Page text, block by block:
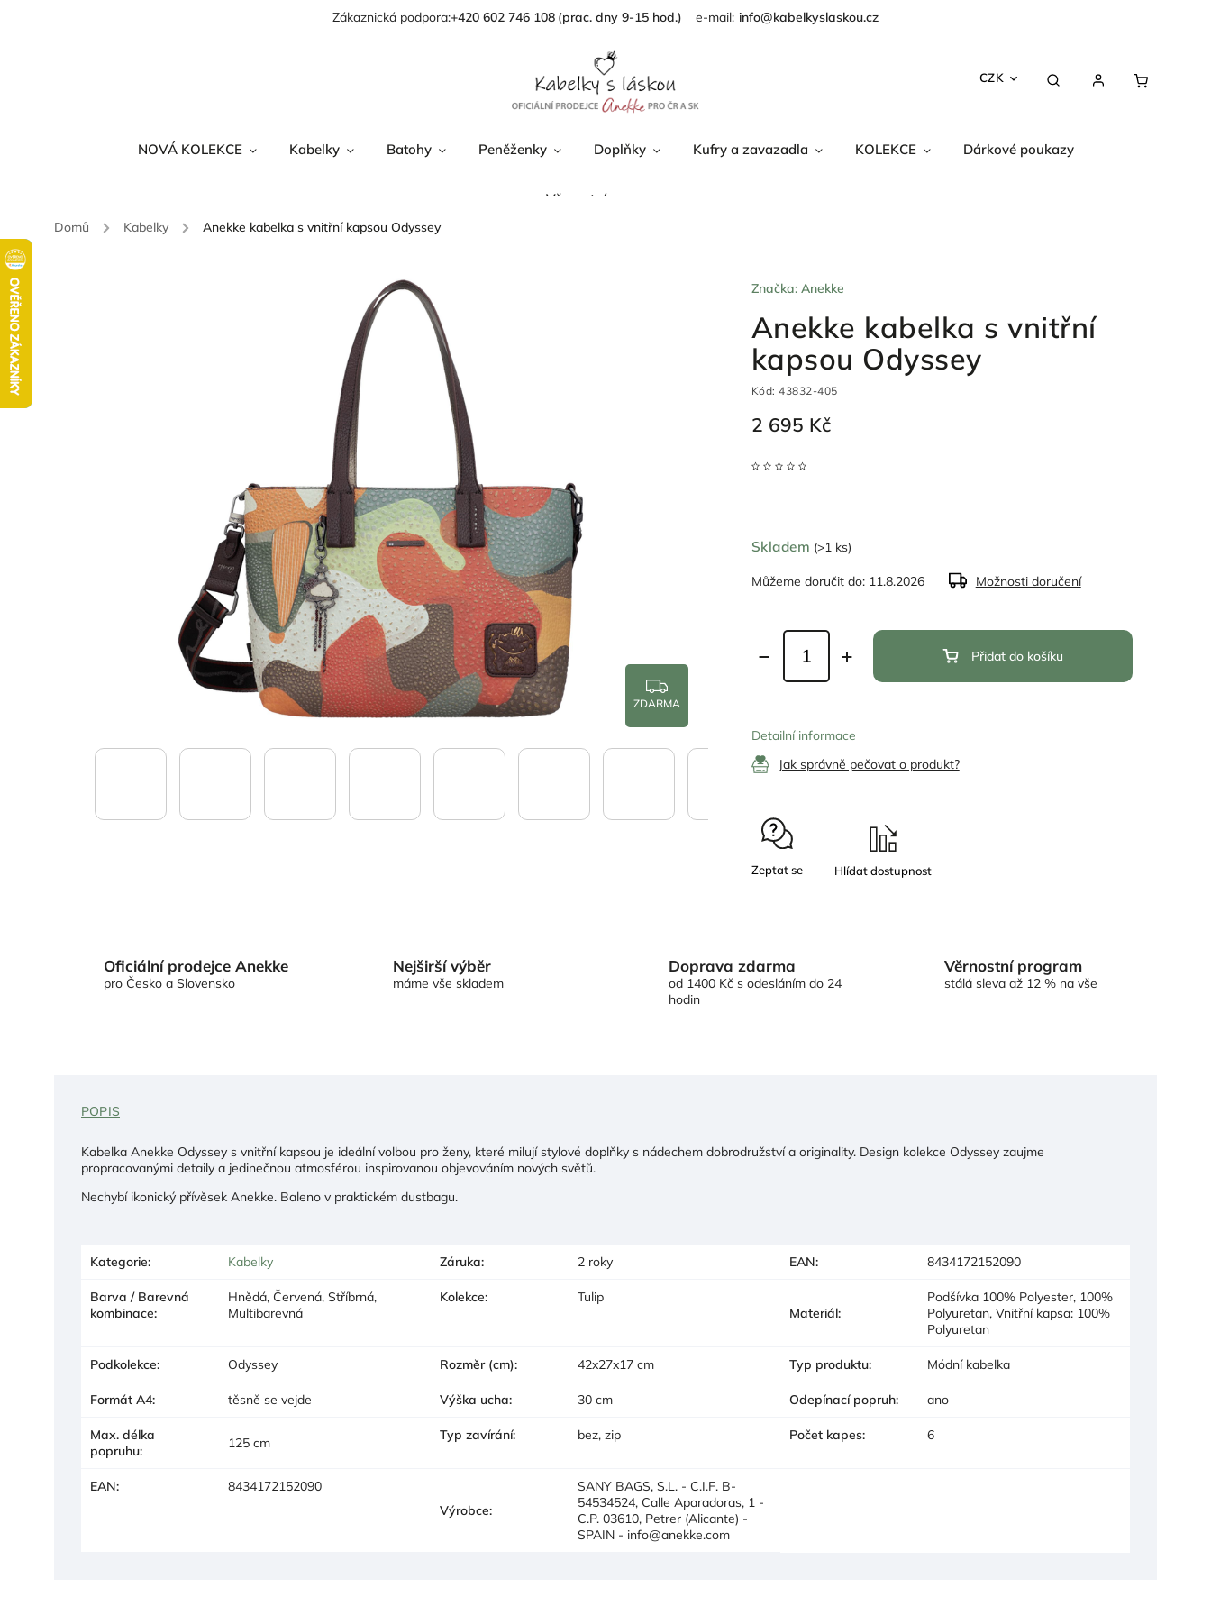
Zákaznická podpora:+420 602 746 108 info@kabelkyslaskou.cz
CZK
NOVÁ KOLEKCE Kabelky Batohy Peněženky Doplňky Kufry a zavazadla KOLEKCE Dárkové poukazy
Věrnostní program
Domů / Kabelky / Anekke kabelka s vnitřní kapsou Odyssey
ZDARMA
Anekke kabelka s vnitřní
kapsou Odyssey
Kód: 43832-405
2 695 Kč
Značka: Anekke
Skladem (>1 ks)
Můžeme doručit do: 11.8.2026 Možnosti doručení
Přidat do košíku
Detailní informace
Jak správně pečovat o produkt?
Zeptat se
Oficiální prodejce Anekke
pro Česko a Slovensko
Nejširší výběr
máme vše skladem
Doprava zdarma
od 1400 Kč s odesláním do 24
hodin
Věrnostní program
stálá sleva až 12 % na vše
POPIS
Kabelka Anekke Odyssey s vnitřní kapsou je ideální volbou pro ženy, které milují stylové doplňky s nádechem dobrodružství a originality. Design kolekce Odyssey zaujme
propracovanými detaily a jedinečnou atmosférou inspirovanou objevováním nových světů.
Nechybí ikonický přívěsek Anekke. Baleno v praktickém dustbagu.
Kategorie: Kabelky Záruka: 2 roky EAN: 8434172152090
Barva / Barevná
kombinace:
Hnědá, Červená, Stříbrná,
Multibarevná
Kolekce:
Tulip
Materiál:
Podšívka 100% Polyester, 100%
Polyuretan, Vnitřní kapsa: 100%
Polyuretan
Podkolekce: Odyssey Rozměr (cm): 42x27x17 cm Typ produktu: Módní kabelka
Formát A4: těsně se vejde Výška ucha: 30 cm Odepínací popruh: ano
Max. délka
popruhu: 125 cm Typ zavírání: bez, zip Počet kapes: 6
EAN:
8434172152090
Výrobce:
SANY BAGS, S.L. - C.I.F. B-
54534524, Calle Aparadoras, 1 -
C.P. 03610, Petrer (Alicante) -
SPAIN - info@anekke.com